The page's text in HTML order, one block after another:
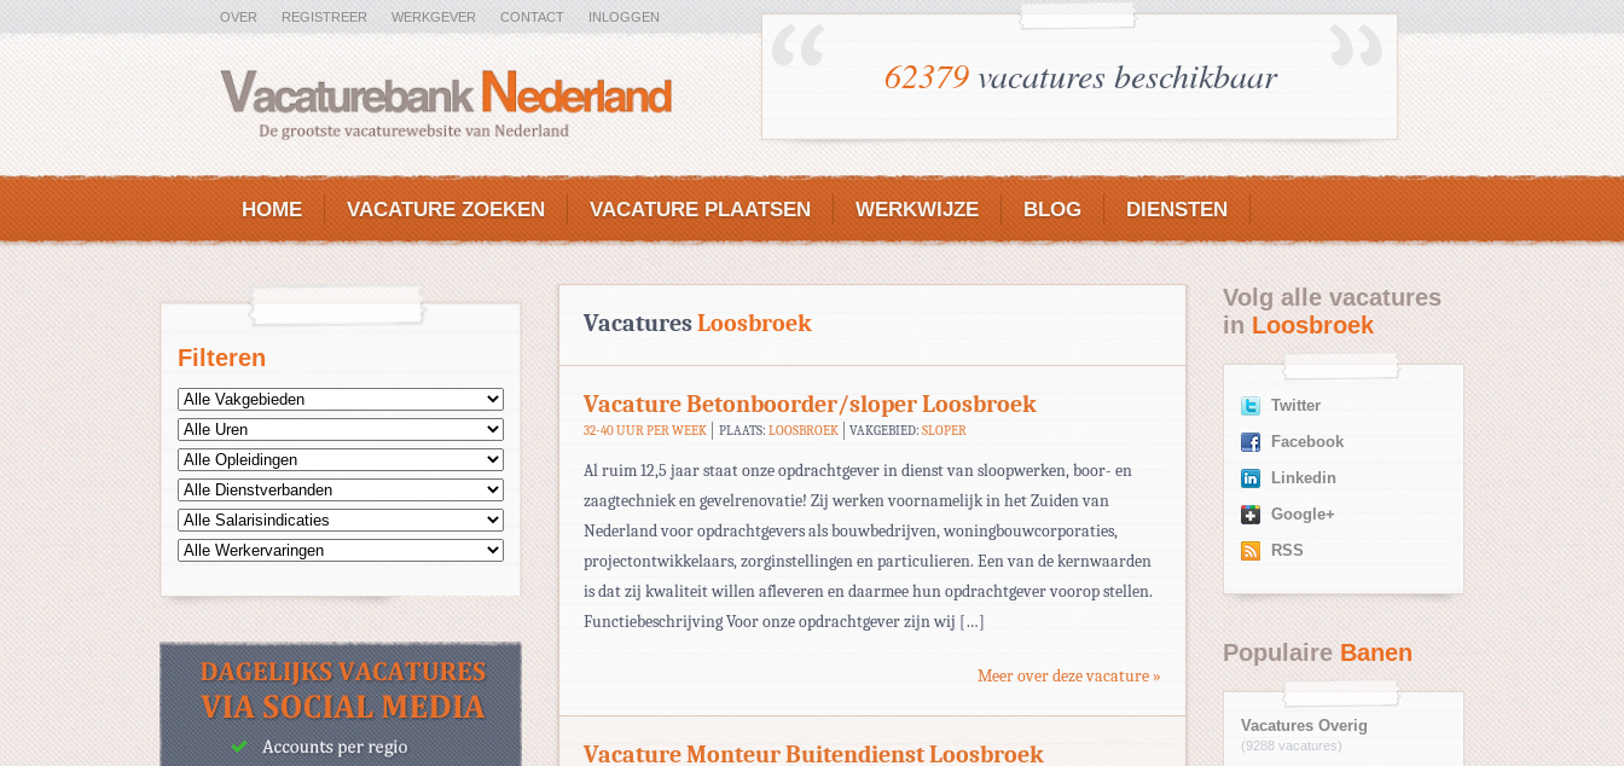
OVER REGISTREER WERKGEVER CONTACT INLOGGEN
62379vacatures beschikbaar
HOME VACATURE ZOEKEN VACATURE PLAATSEN WERKWIJZE BLOG DIENSTEN
Filteren
VacaturesLoosbroek
Vacature Betonboorder/sloper Loosbroek
32-40 UUR PER WEEK PLAATS: LOOSBROEK VAKGEBIED:SLOPER
Al ruim 12,5 jaar staat onze opdrachtgever in dienst van sloopwerken, boor- en
zaagtechniek en gevelrenovatie! Zij werken voornamelijk in het Zuiden van
Nederland voor opdrachtgevers als bouwbedrijven, woningbouwcorporaties,
projectontwikkelaars, zorginstellingen en particulieren. Een van de kernwaarden
is dat zij kwaliteit willen afleveren en daarmee hun opdrachtgever voorop stellen.
Functiebeschrijving Voor onze opdrachtgever zijn wij […]
Meer over deze vacature »
Vacature Monteur Buitendienst Loosbroek
Volg alle vacatures
inLoosbroek
Twitter
Facebook
Linkedin
Google+
RSS
PopulaireBanen
Vacatures Overig
(9288 vacatures)